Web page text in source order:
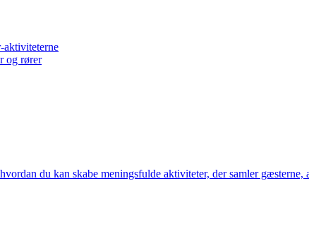
og rører
du kan skabe meningsfulde aktiviteter, der samler